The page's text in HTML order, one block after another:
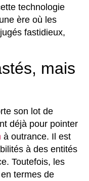
technologie
ère où les
fastidieux,
mais
son lot de
déjà pour pointer
à outrance. Il est
à des entités
Toutefois, les
termes de